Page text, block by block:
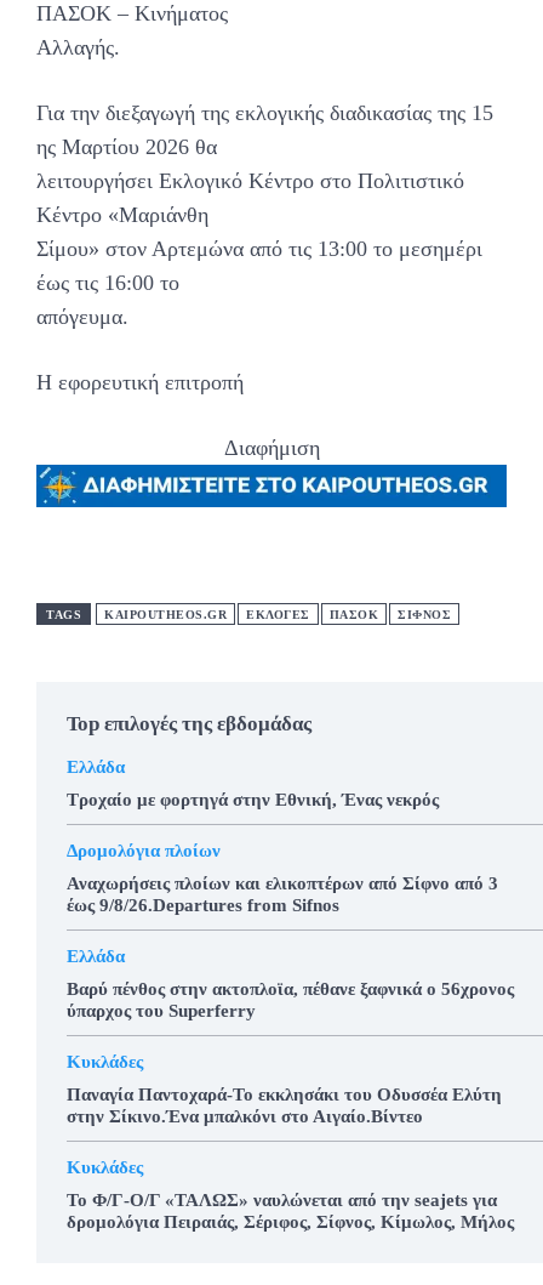
ΠΑΣΟΚ – Κινήματος
Αλλαγής.
Για την διεξαγωγή της εκλογικής διαδικασίας της 15
ης Μαρτίου 2026 θα
λειτουργήσει Εκλογικό Κέντρο στο Πολιτιστικό
Κέντρο «Μαριάνθη
Σίμου» στον Αρτεμώνα από τις 13:00 το μεσημέρι
έως τις 16:00 το
απόγευμα.
Η εφορευτική επιτροπή
Διαφήμιση
TAGS KAIPOUTHEOS.GR ΕΚΛΟΓΕΣ ΠΑΣΟΚ ΣΙΦΝΟΣ
Top επιλογές της εβδομάδας
Ελλάδα
Τροχαίο με φορτηγά στην Εθνική, Ένας νεκρός
Δρομολόγια πλοίων
Αναχωρήσεις πλοίων και ελικοπτέρων από Σίφνο από 3
έως 9/8/26.Departures from Sifnos
Ελλάδα
Βαρύ πένθος στην ακτοπλοϊα, πέθανε ξαφνικά ο 56χρονος
ύπαρχος του Superferry
Κυκλάδες
Παναγία Παντοχαρά-Το εκκλησάκι του Οδυσσέα Ελύτη
στην Σίκινο.Ένα μπαλκόνι στο Αιγαίο.Βίντεο
Κυκλάδες
To Φ/Γ-Ο/Γ «ΤΑΛΩΣ» ναυλώνεται από την seajets για
δρομολόγια Πειραιάς, Σέριφος, Σίφνος, Κίμωλος, Μήλος